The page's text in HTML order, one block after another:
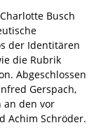
Busch
der Identitären
die Rubrik
Abgeschlossen
Gerspach,
an den vor
Achim Schröder.